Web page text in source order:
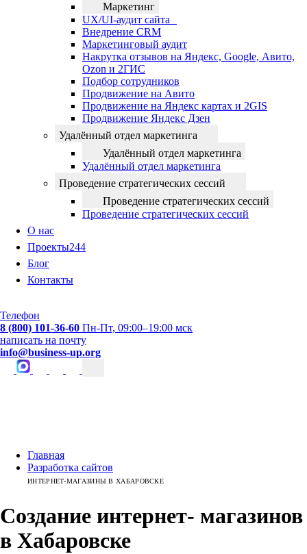
Маркетинг
UX/UI-аудит сайта
Внедрение CRM
Маркетинговый аудит
Накрутка отзывов на Яндекс, Google, Авито,
Ozon и 2ГИС
Подбор сотрудников
Продвижение на Авито
Продвижение на Яндекс картах и 2GIS
Продвижение Яндекс Дзен
Удалённый отдел маркетинга
Удалённый отдел маркетинга
Удалённый отдел маркетинга
Проведение стратегических сессий
Проведение стратегических сессий
Проведение стратегических сессий
О нас
Проекты244
Блог
Контакты
Телефон
8 (800) 101-36-60 Пн-Пт, 09:00–19:00 мск
написать на почту
info@business-up.org
Главная
Разработка сайтов
ИНТЕРНЕТ-МАГАЗИНЫ В ХАБАРОВСКЕ
Создание интернет- магазинов
в Хабаровске